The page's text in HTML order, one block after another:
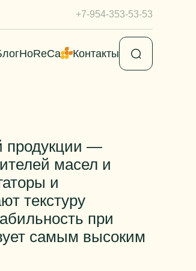
+7-954-353-53-53
HoReCa Контакты
продукции —
масел и
и
текстуру
при
самым высоким